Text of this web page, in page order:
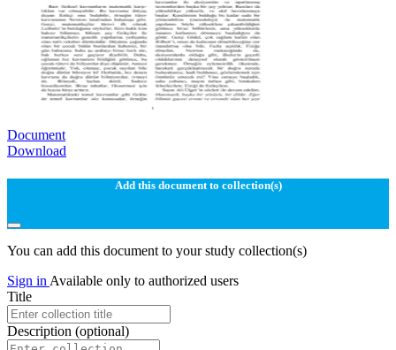
Document
Download
Add this document to collection(s)
You can add this document to your study collection(s)
Sign in Available only to authorized users
Title
Description (optional)